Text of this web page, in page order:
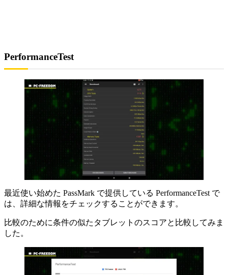
PerformanceTest
最近使い始めた PassMark で提供している PerformanceTest で
は、詳細な情報をチェックすることができます。
比較のために条件の似たタブレットのスコアと比較してみま
した。